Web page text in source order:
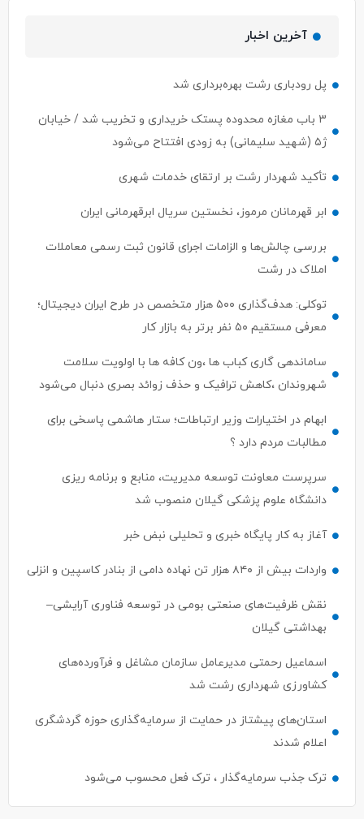
آخرین اخبار
پل رودباری رشت بهره‌برداری شد
۳ باب مغازه محدوده پستک خریداری و تخریب شد / خیابان
ژ۵ (شهید سلیمانی) به زودی افتتاح می‌شود
تأکید شهردار رشت بر ارتقای خدمات شهری
ابر قهرمانان مرموز، نخستین سریال ابرقهرمانی ایران
بررسی چالش‌ها و الزامات اجرای قانون ثبت رسمی معاملات
املاک در رشت
توکلی: هدف‌گذاری ۵۰۰ هزار متخصص در طرح ایران دیجیتال؛
معرفی مستقیم ۵۰ نفر برتر به بازار کار
ساماندهی گاری کباب ها ،ون کافه ها با اولویت سلامت
شهروندان ،کاهش ترافیک و حذف زوائد بصری دنبال می‌شود
ابهام در اختیارات وزیر ارتباطات؛ ستار هاشمی پاسخی برای
مطالبات مردم دارد ؟
سرپرست معاونت توسعه مدیریت، منابع و برنامه ریزی
دانشگاه علوم پزشکی گیلان منصوب شد
آغاز به کار پایگاه خبری و تحلیلی نبض خبر
واردات بیش از ۸۴۰ هزار تن نهاده دامی از بنادر كاسپین و انزلی
نقش ظرفیت‌های صنعتی بومی در توسعه فناوری آرایشی–
بهداشتی گیلان
اسماعیل رحمتی مدیرعامل سازمان مشاغل و فرآورده‌های
کشاورزی شهرداری رشت شد
استان‌های پیشتاز در حمایت از سرمایه‌گذاری حوزه گردشگری
اعلام شدند
ترک جذب سرمایه‌گذار ، ترک فعل محسوب می‌شود